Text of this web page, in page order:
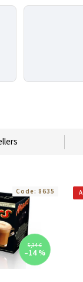
5,34 €
–14 %
Code: 8635